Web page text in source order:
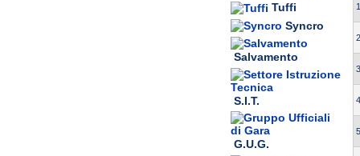
Tuffi
Syncro
Salvamento
S.I.T.
G.U.G.